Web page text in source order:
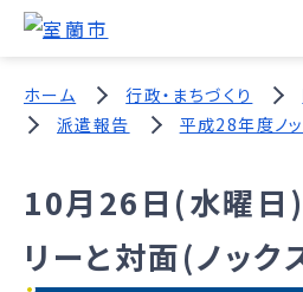
ホーム 行政・まちづくり
派遣報告
平成28年度ノ
10月26日(水曜日)
リーと対面(ノック